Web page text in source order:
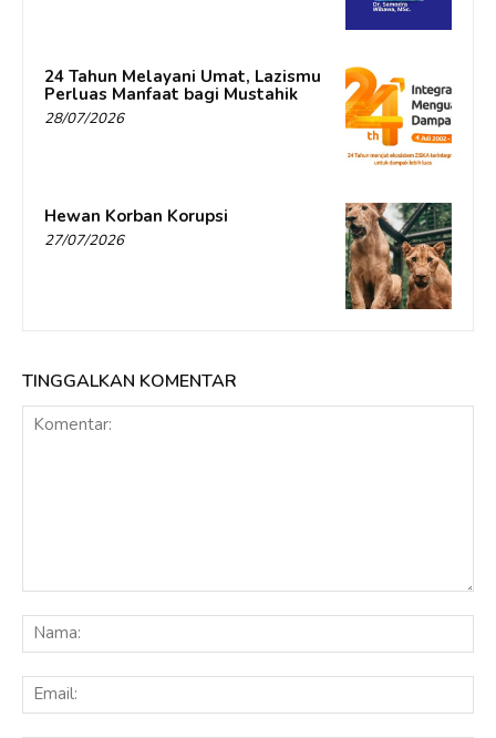
24 Tahun Melayani Umat, Lazismu
Perluas Manfaat bagi Mustahik
28/07/2026
Hewan Korban Korupsi
27/07/2026
TINGGALKAN KOMENTAR